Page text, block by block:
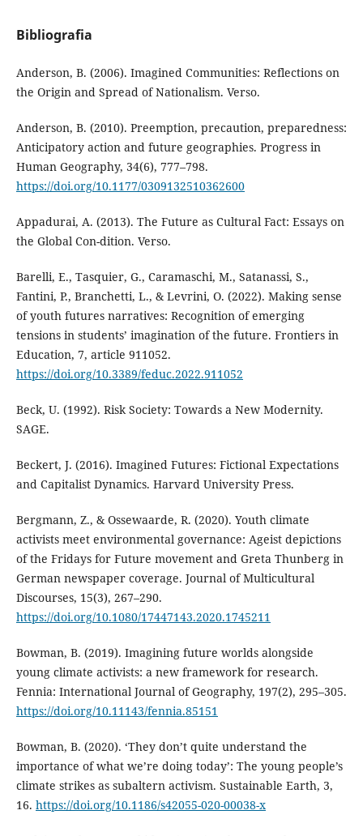
Bibliografia
Anderson, B. (2006). Imagined Communities: Reflections on
the Origin and Spread of Nationalism. Verso.
Anderson, B. (2010). Preemption, precaution, preparedness:
Anticipatory action and future geographies. Progress in
Human Geography, 34(6), 777–798.
https://doi.org/10.1177/0309132510362600
Appadurai, A. (2013). The Future as Cultural Fact: Essays on
the Global Con-dition. Verso.
Barelli, E., Tasquier, G., Caramaschi, M., Satanassi, S.,
Fantini, P., Branchetti, L., & Levrini, O. (2022). Making sense
of youth futures narratives: Recognition of emerging
tensions in students’ imagination of the future. Frontiers in
Education, 7, article 911052.
https://doi.org/10.3389/feduc.2022.911052
Beck, U. (1992). Risk Society: Towards a New Modernity.
SAGE.
Beckert, J. (2016). Imagined Futures: Fictional Expectations
and Capitalist Dynamics. Harvard University Press.
Bergmann, Z., & Ossewaarde, R. (2020). Youth climate
activists meet environmental governance: Ageist depictions
of the Fridays for Future movement and Greta Thunberg in
German newspaper coverage. Journal of Multicultural
Discourses, 15(3), 267–290.
https://doi.org/10.1080/17447143.2020.1745211
Bowman, B. (2019). Imagining future worlds alongside
young climate activists: a new framework for research.
Fennia: International Journal of Geography, 197(2), 295–305.
https://doi.org/10.11143/fennia.85151
Bowman, B. (2020). ‘They don’t quite understand the
importance of what we’re doing today’: The young people’s
climate strikes as subaltern activism. Sustainable Earth, 3,
16. https://doi.org/10.1186/s42055-020-00038-x